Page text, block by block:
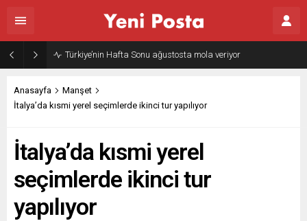
Türkiye’nin Hafta Sonu ağustosta mola veriyor
Anasayfa
Manşet
İtalya’da kısmi yerel seçimlerde ikinci tur yapılıyor
İtalya’da kısmi yerel
seçimlerde ikinci tur
yapılıyor